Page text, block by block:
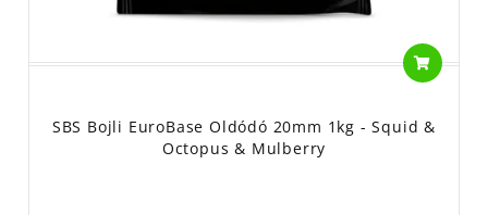
SBS Bojli EuroBase Oldódó 20mm 1kg - Squid &
Octopus & Mulberry